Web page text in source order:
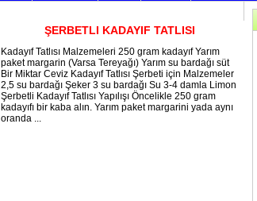
ŞERBETLI KADAYIF TATLISI
Kadayıf Tatlısı Malzemeleri 250 gram kadayıf Yarım
paket margarin (Varsa Tereyağı) Yarım su bardağı süt
Bir Miktar Ceviz Kadayıf Tatlısı Şerbeti için Malzemeler
2,5 su bardağı Şeker 3 su bardağı Su 3-4 damla Limon
Şerbetli Kadayıf Tatlısı Yapılışı Öncelikle 250 gram
kadayıfı bir kaba alın. Yarım paket margarini yada aynı
oranda ...